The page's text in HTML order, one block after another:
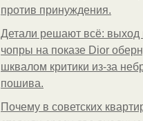
против принуждения.
Детали решают всё: выход
чопры на показе Dior
шквалом критики из-за
пошива.
Почему в советских